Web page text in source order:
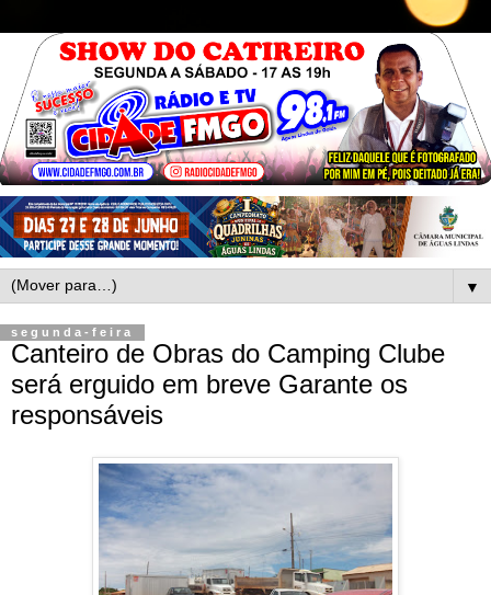
▼
segunda-feira
Canteiro de Obras do Camping Clube
será erguido em breve Garante os
responsáveis